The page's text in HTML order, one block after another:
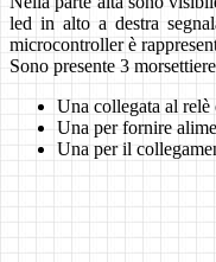
led in alto a destra
microcontroller è
Sono presente 3
Una collegata al
Una per fornire
Una per il